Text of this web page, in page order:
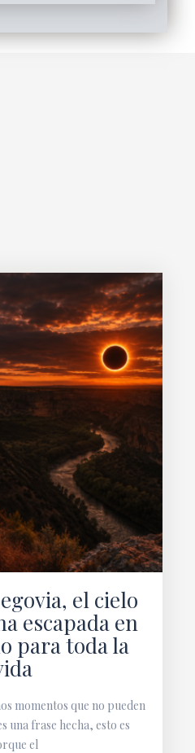
el cielo
escapada en
para toda la
momentos que no pueden
una frase hecha, esto es
el